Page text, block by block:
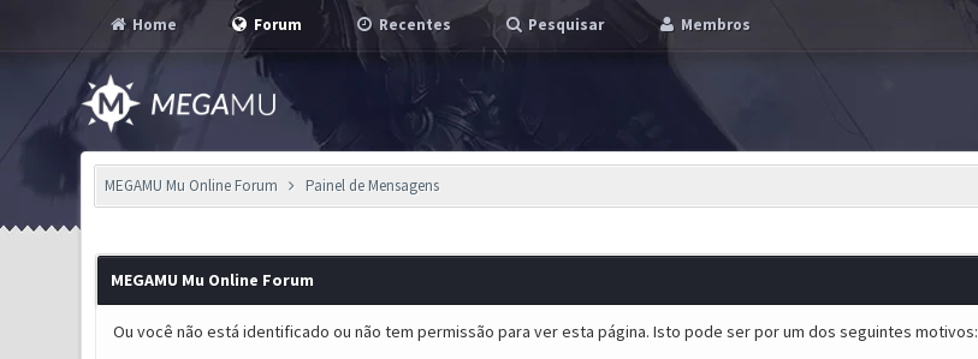
Home Forum Recentes Pesquisar Membros
MEGAMU Mu Online Forum Painel de Mensagens
MEGAMU Mu Online Forum
Ou você não está identificado ou não tem permissão para ver esta página. Isto pode ser por um dos seguintes motivos: